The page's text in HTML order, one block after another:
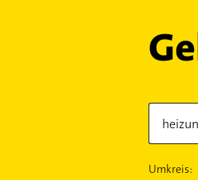
Umkreis: